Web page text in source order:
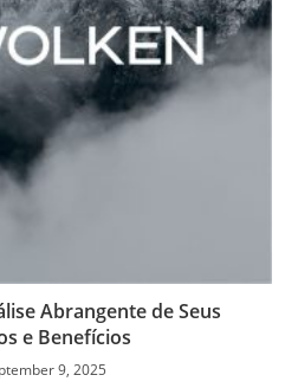
Abrangente de Seus
e Benefícios
9, 2025